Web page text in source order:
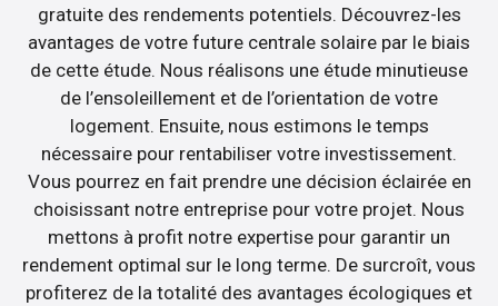
gratuite des rendements potentiels. Découvrez-les
avantages de votre future centrale solaire par le biais
de cette étude. Nous réalisons une étude minutieuse
de l’ensoleillement et de l’orientation de votre
logement. Ensuite, nous estimons le temps
nécessaire pour rentabiliser votre investissement.
Vous pourrez en fait prendre une décision éclairée en
choisissant notre entreprise pour votre projet. Nous
mettons à profit notre expertise pour garantir un
rendement optimal sur le long terme. De surcroît, vous
profiterez de la totalité des avantages écologiques et